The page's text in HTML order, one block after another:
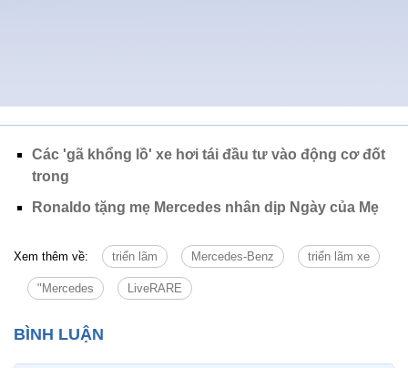
Các 'gã khổng lồ' xe hơi tái đầu tư vào động cơ đốt
trong
Ronaldo tặng mẹ Mercedes nhân dịp Ngày của Mẹ
Xem thêm về: triển lãm Mercedes-Benz triển lãm xe
"Mercedes LiveRARE